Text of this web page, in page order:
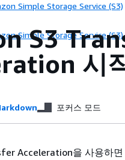
Simple Storage Service (S3)
Simple Storage Service (S3)
S3
시
포커스 모드
Acceleration을 사용하면